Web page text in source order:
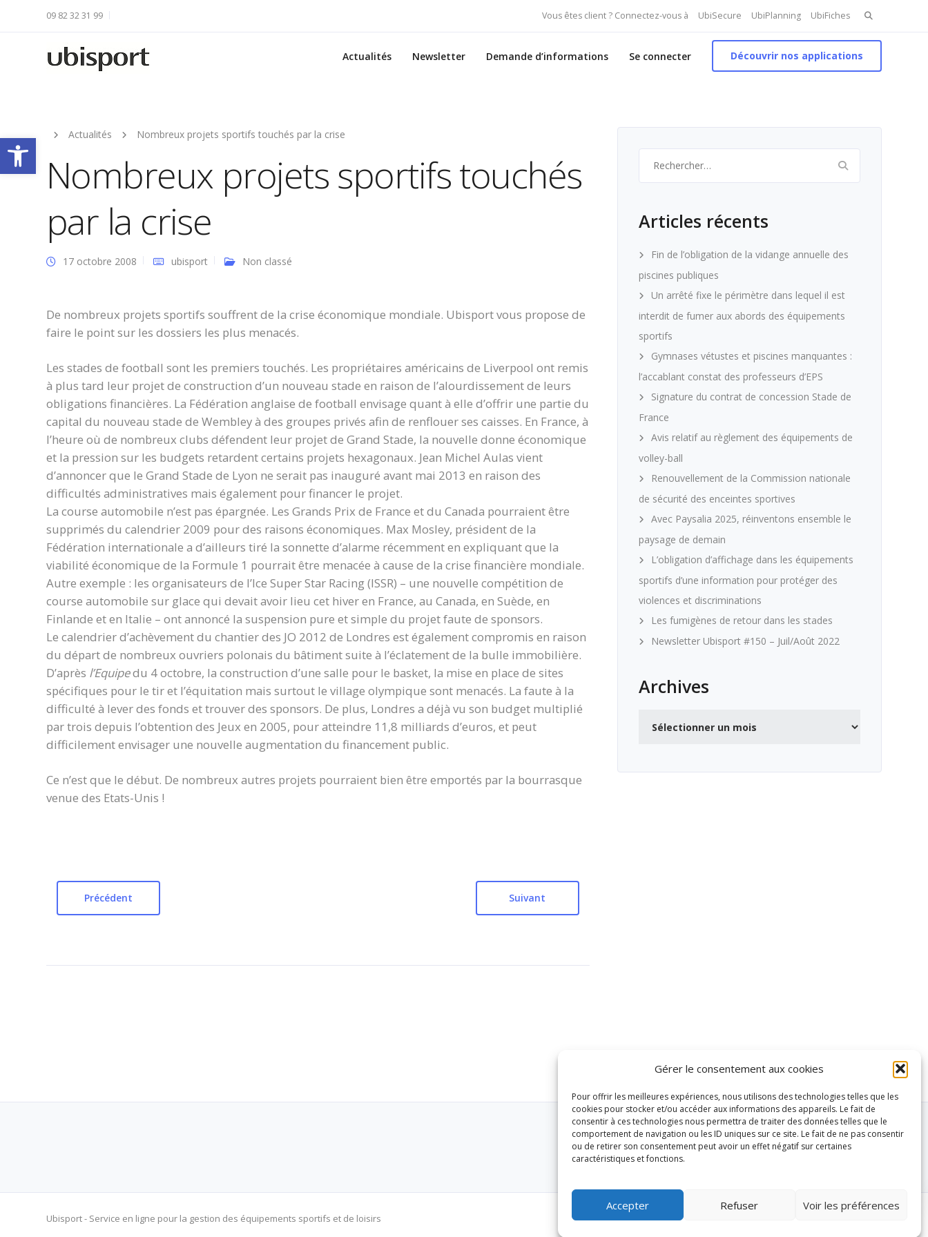
Ouvrir la barre d’outils
Gérer le consentement aux cookies
Pour offrir les meilleures expériences, nous utilisons des technologies telles que les
cookies pour stocker et/ou accéder aux informations des appareils. Le fait de
consentir à ces technologies nous permettra de traiter des données telles que le
comportement de navigation ou les ID uniques sur ce site. Le fait de ne pas consentir
ou de retirer son consentement peut avoir un effet négatif sur certaines
caractéristiques et fonctions.
Accepter Refuser Voir les préférences
Vous êtes client ? Connectez-vous à UbiSecure UbiPlanning UbiFiches Search
for:
09 82 32 31 99
Actualités Newsletter Demande d’informations Se connecter Découvrir nos applications
Actualités Nombreux projets sportifs touchés par la crise
Nombreux projets sportifs touchés
par la crise
17 octobre 2008 ubisport Non classé
De nombreux projets sportifs souffrent de la crise économique mondiale. Ubisport vous propose de
faire le point sur les dossiers les plus menacés.
Les stades de football sont les premiers touchés. Les propriétaires américains de Liverpool ont remis
à plus tard leur projet de construction d’un nouveau stade en raison de l’alourdissement de leurs
obligations financières. La Fédération anglaise de football envisage quant à elle d’offrir une partie du
capital du nouveau stade de Wembley à des groupes privés afin de renflouer ses caisses. En France, à
l’heure où de nombreux clubs défendent leur projet de Grand Stade, la nouvelle donne économique
et la pression sur les budgets retardent certains projets hexagonaux. Jean Michel Aulas vient
d’annoncer que le Grand Stade de Lyon ne serait pas inauguré avant mai 2013 en raison des
difficultés administratives mais également pour financer le projet.
La course automobile n’est pas épargnée. Les Grands Prix de France et du Canada pourraient être
supprimés du calendrier 2009 pour des raisons économiques. Max Mosley, président de la
Fédération internationale a d’ailleurs tiré la sonnette d’alarme récemment en expliquant que la
viabilité économique de la Formule 1 pourrait être menacée à cause de la crise financière mondiale.
Autre exemple : les organisateurs de l’Ice Super Star Racing (ISSR) – une nouvelle compétition de
course automobile sur glace qui devait avoir lieu cet hiver en France, au Canada, en Suède, en
Finlande et en Italie – ont annoncé la suspension pure et simple du projet faute de sponsors.
Le calendrier d’achèvement du chantier des JO 2012 de Londres est également compromis en raison
du départ de nombreux ouvriers polonais du bâtiment suite à l’éclatement de la bulle immobilière.
D’après l’Equipedu 4 octobre, la construction d’une salle pour le basket, la mise en place de sites
spécifiques pour le tir et l’équitation mais surtout le village olympique sont menacés. La faute à la
difficulté à lever des fonds et trouver des sponsors. De plus, Londres a déjà vu son budget multiplié
par trois depuis l’obtention des Jeux en 2005, pour atteindre 11,8 milliards d’euros, et peut
difficilement envisager une nouvelle augmentation du financement public.
Ce n’est que le début. De nombreux autres projets pourraient bien être emportés par la bourrasque
venue des Etats-Unis !
Précédent Suivant
Articles récents
Fin de l’obligation de la vidange annuelle des
piscines publiques
Un arrêté fixe le périmètre dans lequel il est
interdit de fumer aux abords des équipements
sportifs
Gymnases vétustes et piscines manquantes :
l’accablant constat des professeurs d’EPS
Signature du contrat de concession Stade de
France
Avis relatif au règlement des équipements de
volley-ball
Renouvellement de la Commission nationale
de sécurité des enceintes sportives
Avec Paysalia 2025, réinventons ensemble le
paysage de demain
L’obligation d’affichage dans les équipements
sportifs d’une information pour protéger des
violences et discriminations
Les fumigènes de retour dans les stades
Newsletter Ubisport #150 – Juil/Août 2022
Archives
Ubisport - Service en ligne pour la gestion des équipements sportifs et de loisirs Contact Politique de confidentialité